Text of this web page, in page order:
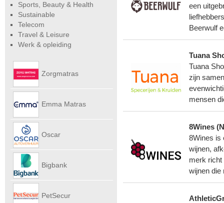
een
Beerwulf
Tuana
Tuana
zijn
mensen
8Wines
8Wines is
wijnen,
merk richt
wijnen die
Sports, Beauty & Health
Sustainable
Telecom
Travel & Leisure
Werk & opleiding
Zorgmatras
Emma Matras
Oscar
Bigbank
PetSecur